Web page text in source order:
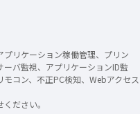
リケーション稼働管理、プリン
ーバ監視、アプリケーションID監
コン、不正PC検知、Webアクセス
ださい。